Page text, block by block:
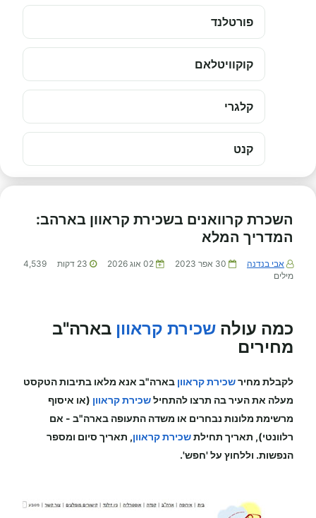
פורטלנד
קוקוויטלאם
קלגרי
קנט
השכרת קרוואנים בשכירת קראוון בארהב:
המדריך המלא
אבי בנדנה 30 אפר 2023 02 אוג 2026 23 דקות
4,539
מילים
כמה עולה שכירת קראוון בארה"ב
מחירים
לקבלת מחירשכירת קראוון בארה"ב אנא מלאו בתיבות הטקסט
מעלה את העיר בה תרצו להתחילשכירת קראוון (או איסוף
מרשימת מלונות נבחרים או משדה התעופה בארה"ב - אם
רלוונטי), תאריך תחילתשכירת קראוון, תאריך סיום ומספר
הנפשות. וללחוץ על 'חפש'.